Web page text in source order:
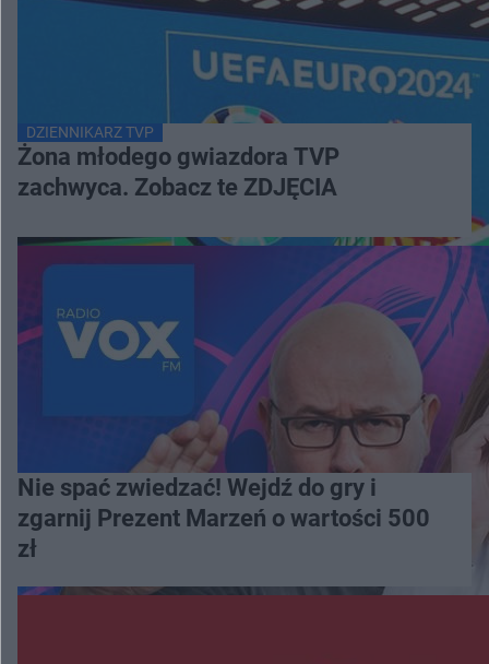
DZIENNIKARZ TVP
Żona młodego gwiazdora TVP
zachwyca. Zobacz te ZDJĘCIA
Nie spać zwiedzać! Wejdź do gry i
zgarnij Prezent Marzeń o wartości 500
zł